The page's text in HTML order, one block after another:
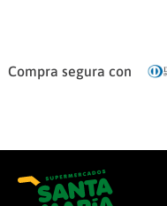
Compra segura con